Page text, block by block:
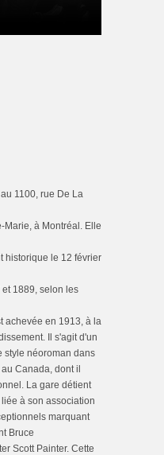
1100, rue De La
à Montréal. Elle
historique le 12 février
1889, selon les
achevée en 1913, à la
Il s'agit d'un
style néoroman dans
Canada, dont il
La gare détient
à son association
marquant
Bruce
Scott Painter. Cette